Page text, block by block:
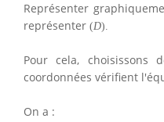
Représenter
représenter (D).
Pour cela, choisissons
coordonnées vérifient
On a :